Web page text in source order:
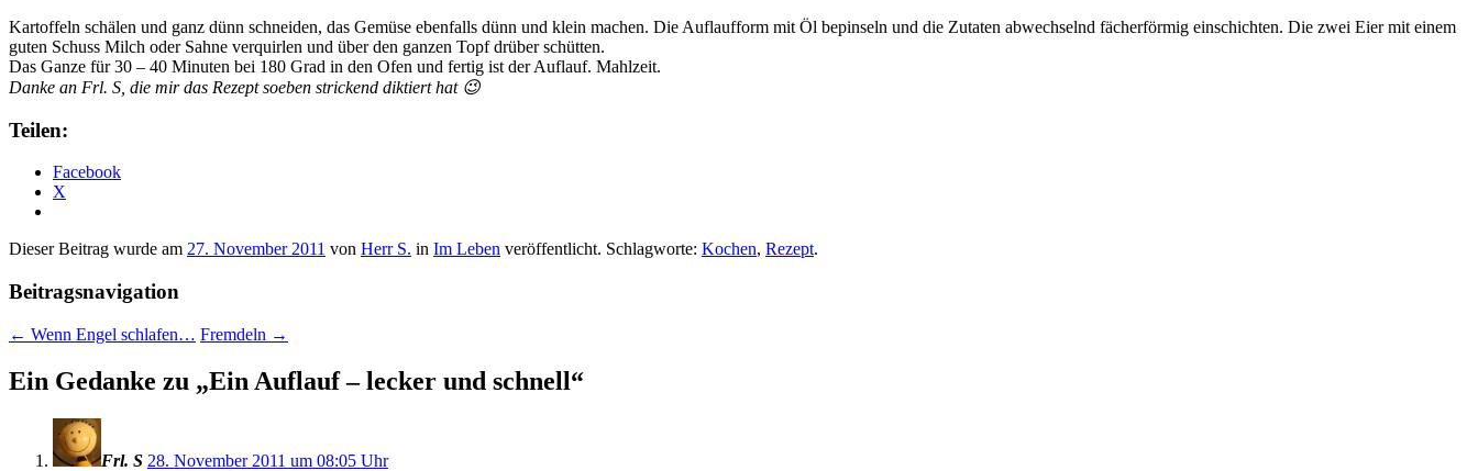
Kartoffeln schälen und ganz dünn schneiden, das Gemüse ebenfalls dünn und klein machen. Die Auflaufform mit Öl bepinseln und die Zutaten abwechselnd fächerförmig einschichten. Die zwei Eier mit einem
guten Schuss Milch oder Sahne verquirlen und über den ganzen Topf drüber schütten.
Das Ganze für 30 – 40 Minuten bei 180 Grad in den Ofen und fertig ist der Auflauf. Mahlzeit.
Danke an Frl. S, die mir das Rezept soeben strickend diktiert hat 😉
Teilen:
Facebook
X
Dieser Beitrag wurde am 27. November 2011 von Herr S. in Im Leben veröffentlicht. Schlagworte: Kochen, Rezept.
Beitragsnavigation
← Wenn Engel schlafen… Fremdeln →
Ein Gedanke zu „Ein Auflauf – lecker und schnell“
Frl. S 28. November 2011 um 08:05 Uhr